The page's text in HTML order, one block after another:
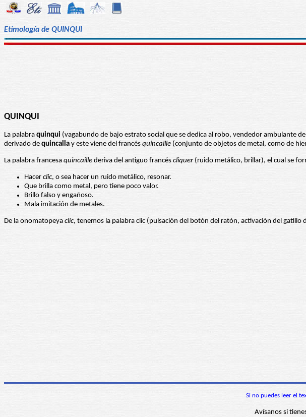
Etimología de QUINQUI
QUINQUI
La palabra quinqui (vagabundo de bajo estrato social que se dedica al robo, vendedor ambulante
derivado de quincalla y este viene del francés quincaille (conjunto de objetos de metal, como de
La palabra francesa quincaille deriva del antiguo francés cliquer(ruido metálico, brillar), el cual se
Hacer clic, o sea hacer un ruido metálico, resonar.
Que brilla como metal, pero tiene poco valor.
Brillo falso y engañoso.
Mala imitación de metales.
De la onomatopeya clic, tenemos la palabra clic (pulsación del botón del ratón, activación del
Si no puedes leer el
Avísanos si